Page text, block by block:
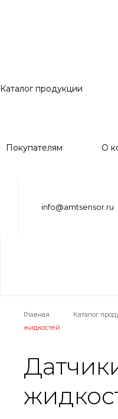
Каталог продукции
Покупателям О
info@amtsensor.ru
Главная Каталог
жидкостей